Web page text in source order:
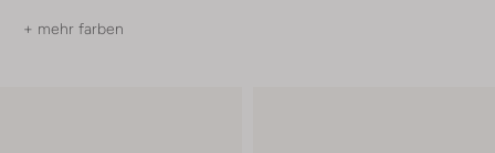
+ mehr farben